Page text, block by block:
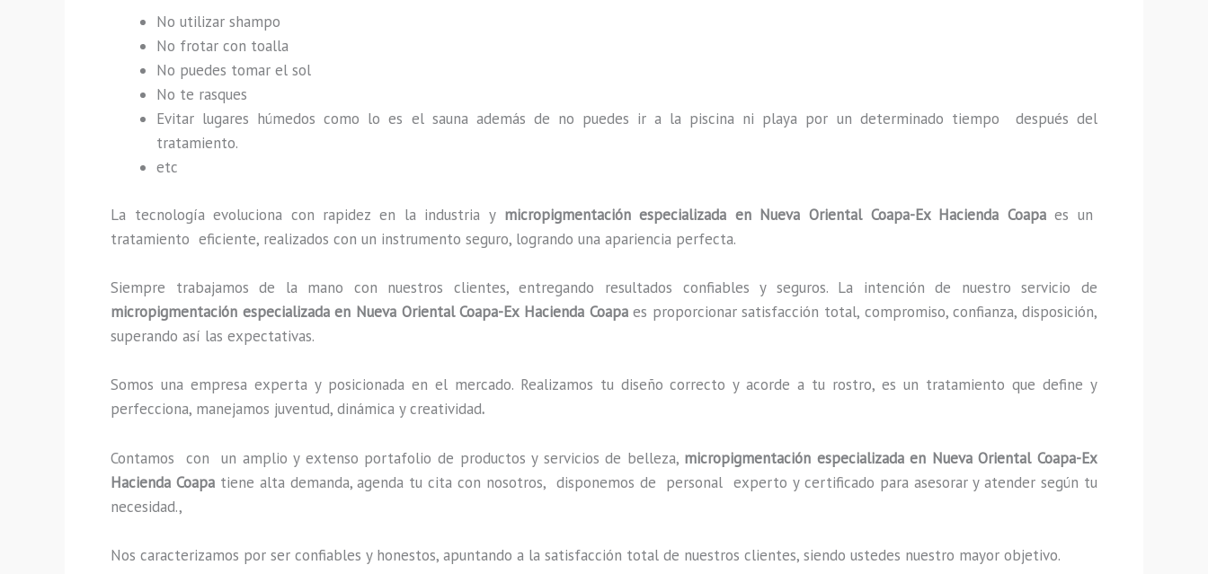
No utilizar shampo
No frotar con toalla
No puedes tomar el sol
No te rasques
Evitar lugares húmedos como lo es el sauna además de no puedes ir a la piscina ni playa por un determinado tiempo después del
tratamiento.
etc
La tecnología evoluciona con rapidez en la industria y micropigmentación especializada en Nueva Oriental Coapa-Ex Hacienda Coapaes un
tratamiento eficiente, realizados con un instrumento seguro, logrando una apariencia perfecta.
Siempre trabajamos de la mano con nuestros clientes, entregando resultados confiables y seguros. La intención de nuestro servicio de
micropigmentación especializadaen Nueva Oriental Coapa-Ex Hacienda Coapaes proporcionar satisfacción total, compromiso, confianza, disposición,
superando así las expectativas.
Somos una empresa experta y posicionada en el mercado. Realizamos tu diseño correcto y acorde a tu rostro, es un tratamiento que define y
perfecciona, manejamos juventud, dinámica y creatividad.
Contamos con un amplio y extenso portafolio de productos y servicios de belleza, micropigmentación especializadaen Nueva Oriental Coapa-Ex
Hacienda Coapatiene alta demanda, agenda tu cita con nosotros, disponemos de personal experto y certificado para asesorar y atender según tu
necesidad.,
Nos caracterizamos por ser confiables y honestos, apuntando a la satisfacción total de nuestros clientes, siendo ustedes nuestro mayor objetivo.